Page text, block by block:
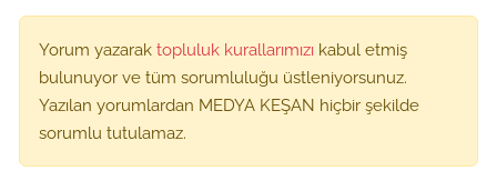
Yorum yazarak topluluk kurallarımızı kabul etmiş
bulunuyor ve tüm sorumluluğu üstleniyorsunuz.
Yazılan yorumlardan MEDYA KEŞAN hiçbir şekilde
sorumlu tutulamaz.